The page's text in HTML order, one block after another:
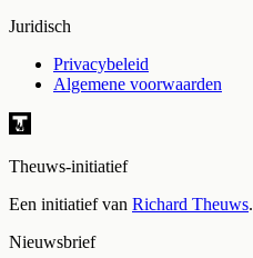
Juridisch
Privacybeleid
Algemene voorwaarden
Theuws-initiatief
Een initiatief van Richard Theuws.
Nieuwsbrief